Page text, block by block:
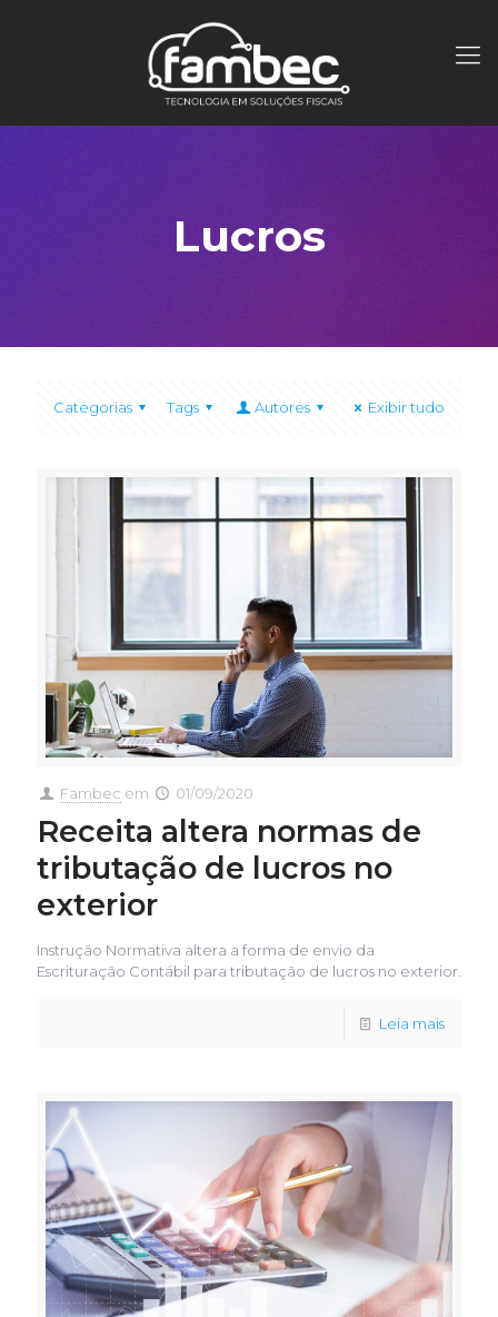
Lucros
Categorias Tags Autores Exibir tudo
Fambec em 01/09/2020
Receita altera normas de
tributação de lucros no
exterior
Instrução Normativa altera a forma de envio da
Escrituração Contábil para tributação de lucros no exterior.
Leia mais